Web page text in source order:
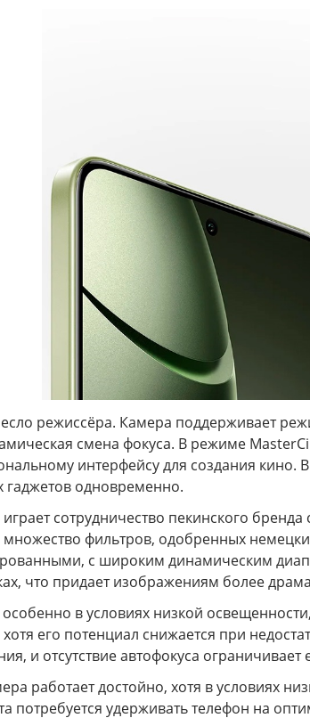
режиссёра. Камера поддерживает
смена фокуса. В режиме
интерфейсу для создания кино.
гаджетов одновременно.
сотрудничество пекинского
фильтров, одобренных
с широким динамическим
что придает изображениям более
в условиях низкой
его потенциал снижается при
и отсутствие автофокуса
работает достойно, хотя в условиях
потребуется удерживать телефон на